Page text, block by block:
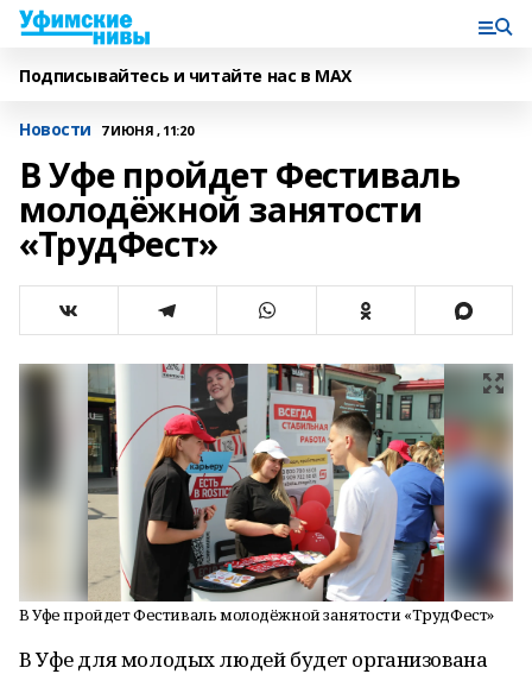
Подписывайтесь и читайте нас в MAX
Новости 7 ИЮНЯ , 11:20
В Уфе пройдет Фестиваль
молодёжной занятости
«ТрудФест»
В Уфе пройдет Фестиваль молодёжной занятости «ТрудФест»
В Уфе для молодых людей будет организована